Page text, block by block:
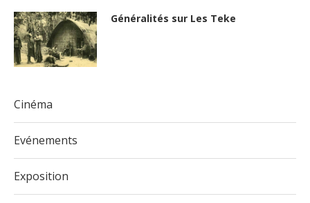
Généralités sur Les Teke
Cinéma
Evénements
Exposition